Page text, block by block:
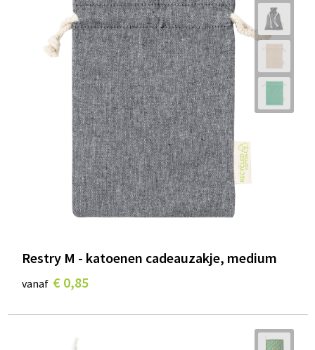
Restry M - katoenen cadeauzakje, medium
vanaf € 0,85